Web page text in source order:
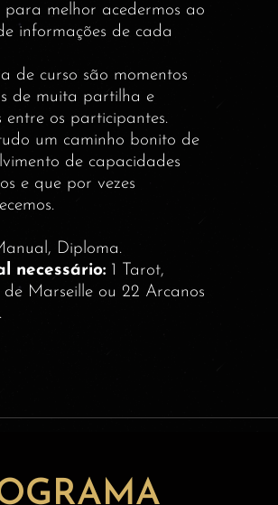
para melhor acedermos ao
informações de cada
de curso são momentos
de muita partilha e
entre os participantes.
um caminho bonito de
de capacidades
e que por vezes
Diploma.
necessário: 1 Tarot,
Marseille ou 22 Arcanos